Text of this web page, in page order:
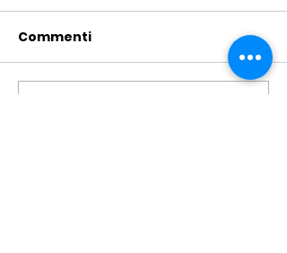
Commenti